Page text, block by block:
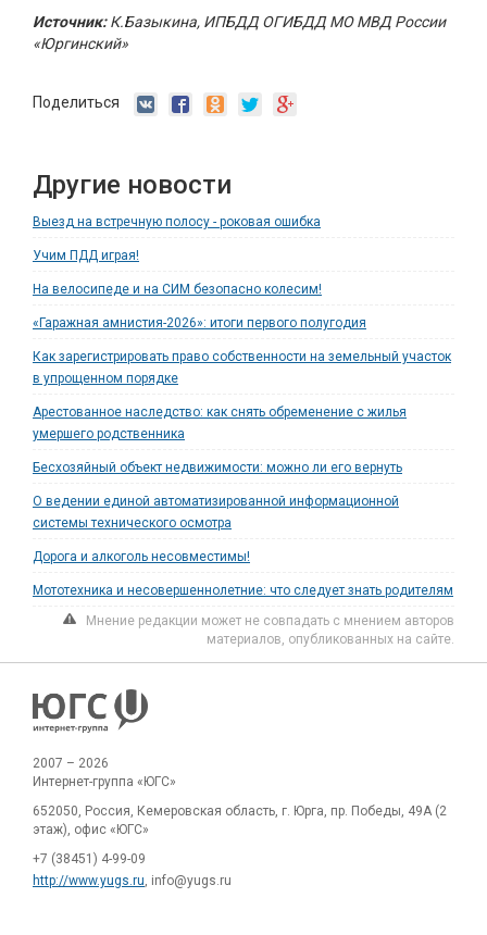
Источник:К.Базыкина, ИПБДД ОГИБДД МО МВД России
«Юргинский»
Поделиться
Другие новости
Выезд на встречную полосу - роковая ошибка
Учим ПДД играя!
На велосипеде и на СИМ безопасно колесим!
«Гаражная амнистия-2026»: итоги первого полугодия
Как зарегистрировать право собственности на земельный участок
в упрощенном порядке
Арестованное наследство: как снять обременение с жилья
умершего родственника
Бесхозяйный объект недвижимости: можно ли его вернуть
О ведении единой автоматизированной информационной
системы технического осмотра
Дорога и алкоголь несовместимы!
Мототехника и несовершеннолетние: что следует знать родителям
Мнение редакции может не совпадать с мнением авторов
материалов, опубликованных на сайте.
2007 – 2026
Интернет-группа «ЮГС»
652050, Россия, Кемеровская область, г. Юрга, пр. Победы, 49А (2
этаж), офис «ЮГС»
+7 (38451) 4-99-09
http://www.yugs.ru , info@yugs.ru